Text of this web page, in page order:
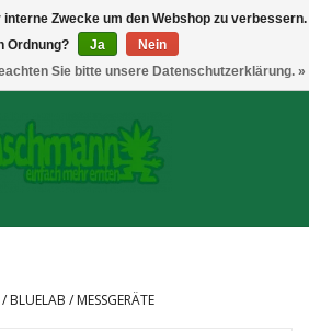
/ BLUELAB / MESSGERÄTE
Zwecke um den Webshop zu verbessern.
Ordnung?
Ja
Nein
Sie bitte unsere Datenschutzerklärung. »